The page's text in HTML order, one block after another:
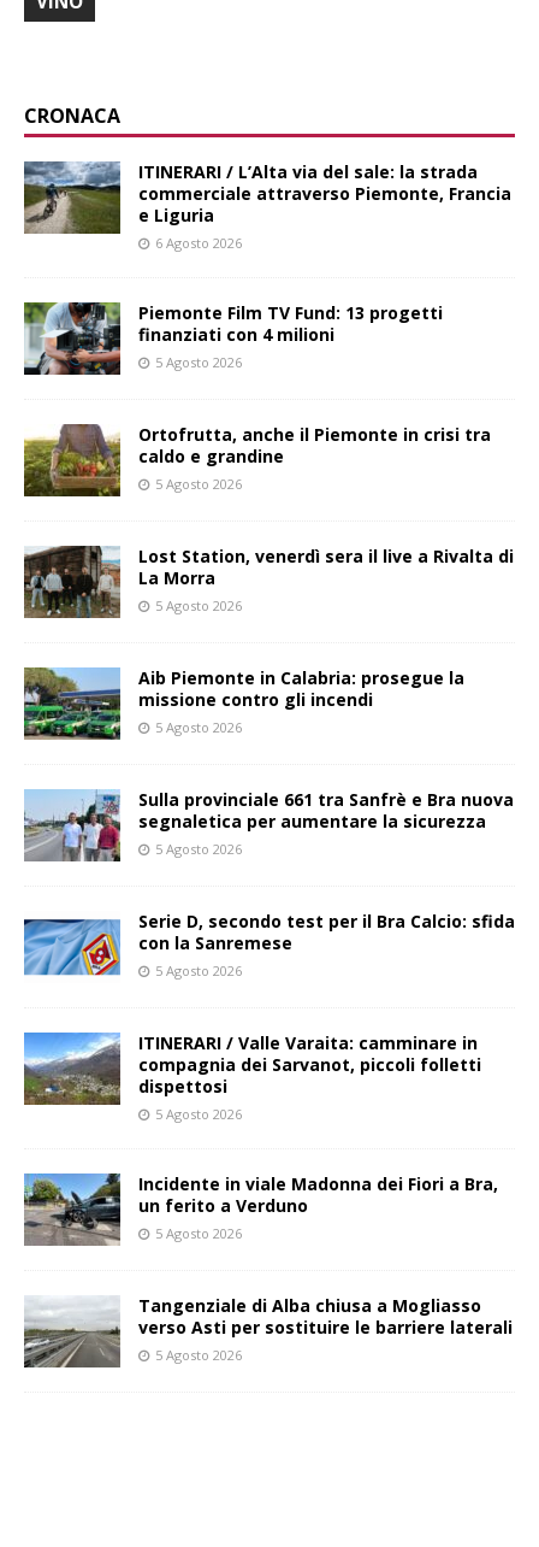
CRONACA
ITINERARI / L’Alta via del sale: la strada
commerciale attraverso Piemonte, Francia
e Liguria
6 Agosto 2026
Piemonte Film TV Fund: 13 progetti
finanziati con 4 milioni
5 Agosto 2026
Ortofrutta, anche il Piemonte in crisi tra
caldo e grandine
5 Agosto 2026
Lost Station, venerdì sera il live a Rivalta di
La Morra
5 Agosto 2026
Aib Piemonte in Calabria: prosegue la
missione contro gli incendi
5 Agosto 2026
Sulla provinciale 661 tra Sanfrè e Bra nuova
segnaletica per aumentare la sicurezza
5 Agosto 2026
Serie D, secondo test per il Bra Calcio: sfida
con la Sanremese
5 Agosto 2026
ITINERARI / Valle Varaita: camminare in
compagnia dei Sarvanot, piccoli folletti
dispettosi
5 Agosto 2026
Incidente in viale Madonna dei Fiori a Bra,
un ferito a Verduno
5 Agosto 2026
Tangenziale di Alba chiusa a Mogliasso
verso Asti per sostituire le barriere laterali
5 Agosto 2026